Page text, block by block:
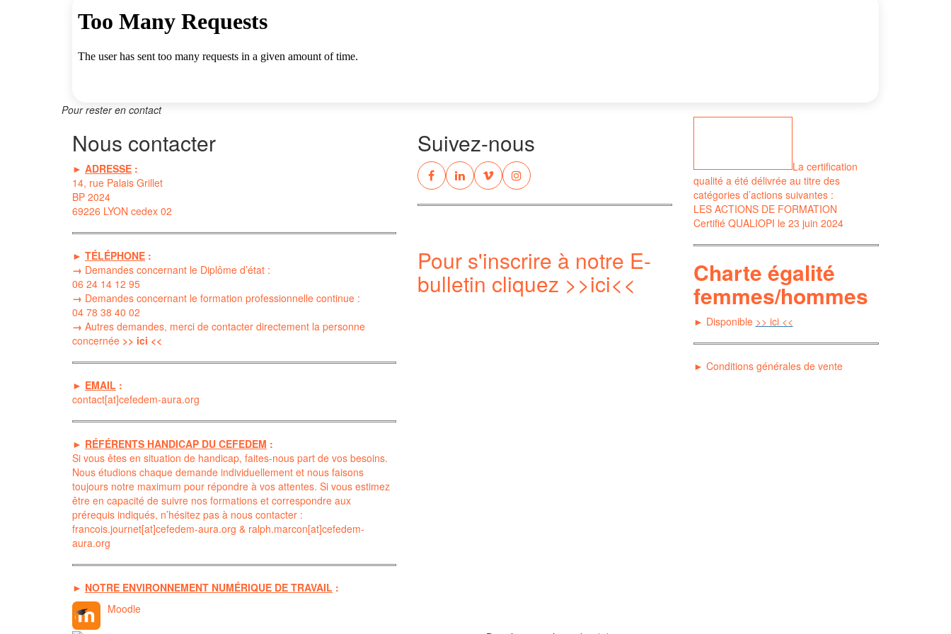
Pour rester en contact
Nous contacter
► ADRESSE :
14, rue Palais Grillet
BP 2024
69226 LYON cedex 02
► TÉLÉPHONE :
→ Demandes concernant le Diplôme d’état :
06 24 14 12 95
→ Demandes concernant le formation professionnelle continue :
04 78 38 40 02
→ Autres demandes, merci de contacter directement la personne
concernée >> ici <<
► EMAIL :
contact[at]cefedem-aura.org
► RÉFÉRENTS HANDICAP DU CEFEDEM :
Si vous êtes en situation de handicap, faites-nous part de vos besoins.
Nous étudions chaque demande individuellement et nous faisons
toujours notre maximum pour répondre à vos attentes. Si vous estimez
être en capacité de suivre nos formations et correspondre aux
prérequis indiqués, n’hésitez pas à nous contacter :
francois.journet[at]cefedem-aura.org & ralph.marcon[at]cefedem-
aura.org
► NOTRE ENVIRONNEMENT NUMÉRIQUE DE TRAVAIL :
Moodle
Suivez-nous
Pour s'inscrire à notre E-
bulletin cliquez >>ici<<
La certification
qualité a été délivrée au titre des
catégories d’actions suivantes :
LES ACTIONS DE FORMATION
Certifié QUALIOPI le 23 juin 2024
Charte égalité
femmes/hommes
► Disponible >> ici <<
► Conditions générales de vente